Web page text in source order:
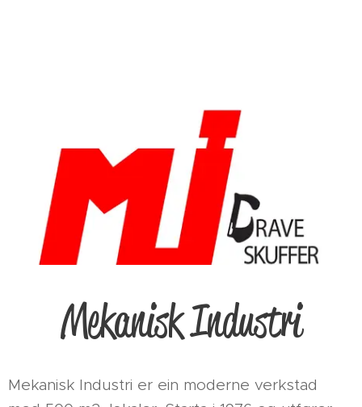
Mekanisk Industri
Mekanisk Industri er ein moderne verkstad